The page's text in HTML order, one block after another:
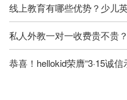
线上教育有哪些优势？少儿
私人外教一对一收费贵不贵
恭喜！hellokid荣膺“3·15诚信